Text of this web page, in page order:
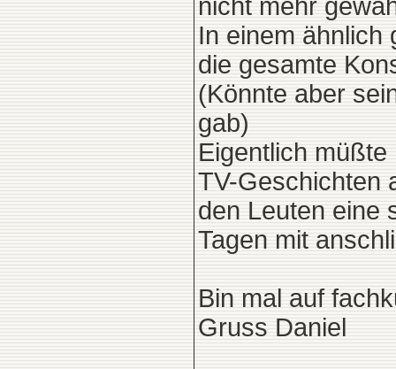
nicht mehr
In einem ähnlich
die gesamte
(Könnte aber
gab)
Eigentlich
TV-Geschichten
den Leuten eine
Tagen mit
Bin mal auf
Gruss Daniel